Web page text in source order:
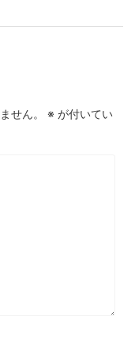
せん。 ※ が付いてい